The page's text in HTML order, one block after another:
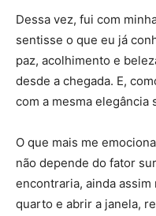
Dessa vez, fui com
sentisse o que eu já
paz, acolhimento e
desde a chegada. E,
com a mesma elegância
O que mais me
não depende do fator
encontraria, ainda
quarto e abrir a janela,